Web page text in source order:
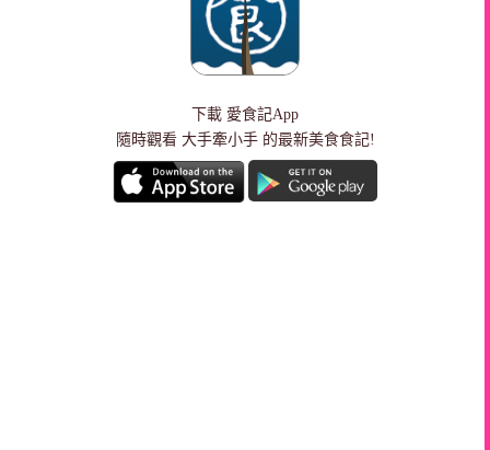
下載 愛食記App
隨時觀看 大手牽小手 的最新美食食記!